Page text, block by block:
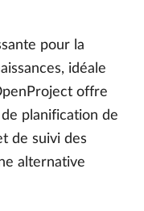
pour la
idéale
offre
planification de
de suivi des
alternative